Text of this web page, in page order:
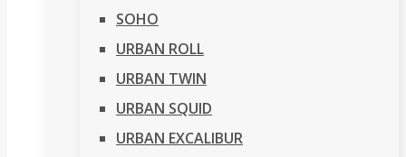
SOHO
URBAN ROLL
URBAN TWIN
URBAN SQUID
URBAN EXCALIBUR